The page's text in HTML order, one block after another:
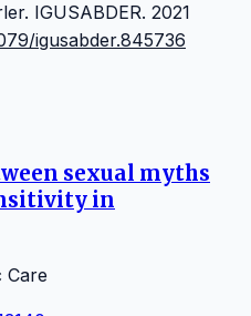
IGUSABDER. 2021
igusabder.845736
sexual myths
in
Care